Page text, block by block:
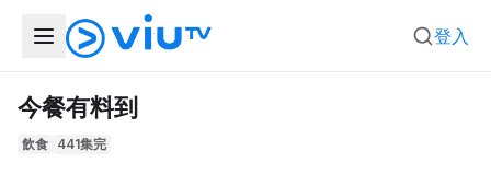
登入
今餐有料到
飲食 441集完